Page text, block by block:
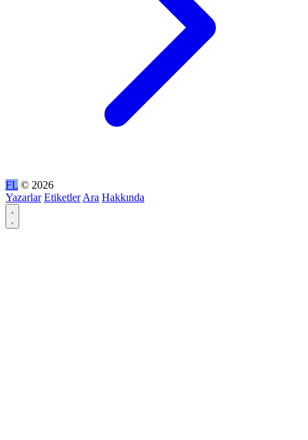
FL © 2026
Yazarlar Etiketler Ara Hakkında